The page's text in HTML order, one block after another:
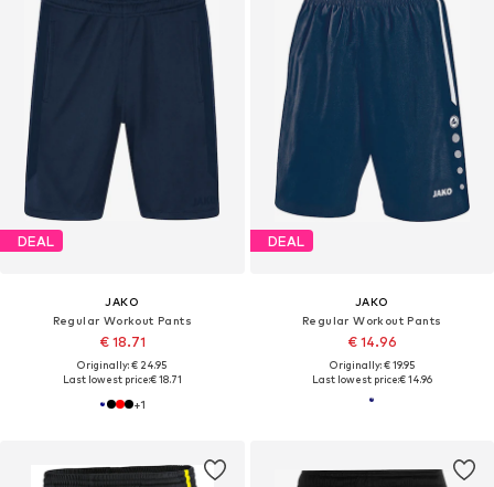
DEAL
JAKO
Regular Workout Pants
€ 18.71
Originally: € 24.95
Last lowest price:€ 18.71
+1
DEAL
JAKO
Regular Workout Pants
€ 14.96
Originally: € 19.95
Last lowest price:€ 14.96